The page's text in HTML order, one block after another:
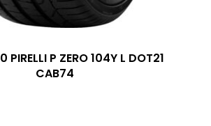
P ZERO 104Y L DOT21
CAB74